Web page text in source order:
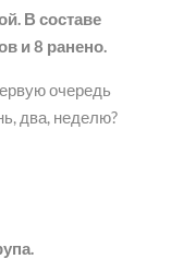
В составе
и 8 ранено.
очередь
два, неделю?